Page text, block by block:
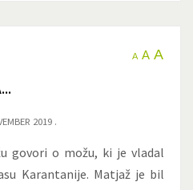
A A A
2019
govori o možu, ki je vladal
Karantanije. Matjaž je bil